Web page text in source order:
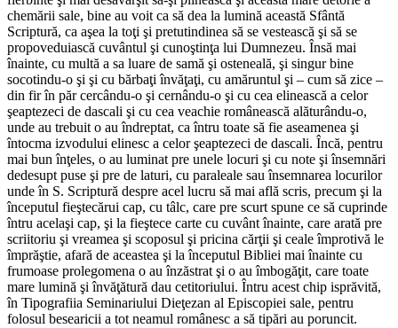
chemării sale, bine au voit ca să dea la lumină această Sfântă
Scriptură, ca aşea la toţi şi pretutindinea să se vestească şi să se
propoveduiască cuvântul şi cunoştinţa lui Dumnezeu. Însă mai
înainte, cu multă a sa luare de samă şi osteneală, şi singur bine
socotindu-o şi şi cu bărbaţi învăţaţi, cu amăruntul şi – cum să zice –
din fir în păr cercându-o şi cernându-o şi cu cea elinească a celor
şeaptezeci de dascali şi cu cea veachie românească alăturându-o,
unde au trebuit o au îndreptat, ca întru toate să fie aseamenea şi
întocma izvodului elinesc a celor şeaptezeci de dascali. Încă, pentru
mai bun înţeles, o au luminat pre unele locuri şi cu note şi însemnări
dedesupt puse şi pre de laturi, cu paraleale sau însemnarea locurilor
unde în S. Scriptură despre acel lucru să mai află scris, precum şi la
începutul fieştecărui cap, cu tâlc, care pre scurt spune ce să cuprinde
întru acelaşi cap, şi la fieştece carte cu cuvânt înainte, care arată pre
scriitoriu şi vreamea şi scoposul şi pricina cărţii şi ceale împrotivă le
împrăştie, afară de aceastea şi la începutul Bibliei mai înainte cu
frumoase prolegomena o au înzăstrat şi o au îmbogăţit, care toate
mare lumină şi învăţătură dau cetitoriului. Întru acest chip isprăvită,
în Tipografiia Seminariului Dieţezan al Episcopiei sale, pentru
folosul besearicii a tot neamul românesc a să tipări au poruncit.